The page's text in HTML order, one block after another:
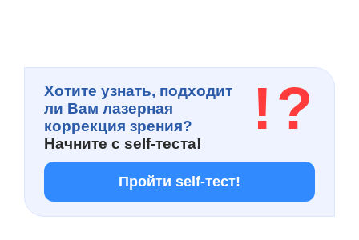
Хотите узнать, подходит
ли Вам лазерная
коррекция зрения?
Начните с self-теста!
!?
Пройти self-тест!